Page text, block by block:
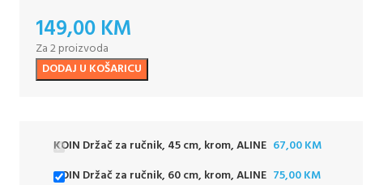
149,00KM
Za 2 proizvoda
DODAJ U KOŠARICU
KOIN Držač za ručnik, 45 cm, krom, ALINE 67,00KM
KOIN Držač za ručnik, 60 cm, krom, ALINE 75,00KM